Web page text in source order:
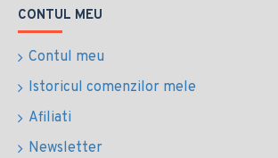
CONTUL MEU
Contul meu
Istoricul comenzilor mele
Afiliati
Newsletter